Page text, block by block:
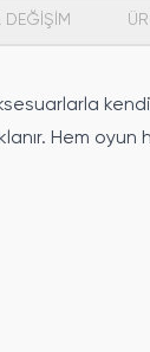
DEĞİŞİM
Hem oyun